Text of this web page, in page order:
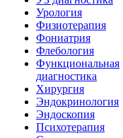
Урология
Физиотерапия
Фониатрия
Флебология
Функциональная
диагностика
Хирургия
Эндокринология
Эндоскопия
Психотерапия